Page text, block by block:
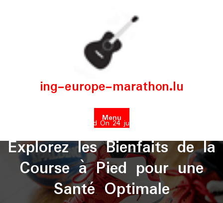
ing-europe-marathon.lu
Menu
Posted On 24 juillet 2024
Explorez les Bienfaits de la
Course à Pied pour une
Santé Optimale